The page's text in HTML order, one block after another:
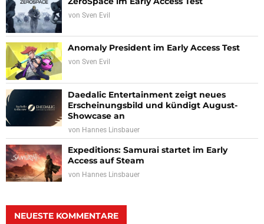
von Sven Evil
Anomaly President im Early Access Test
von Sven Evil
Daedalic Entertainment zeigt neues
Erscheinungsbild und kündigt August-
Showcase an
von Hannes Linsbauer
Expeditions: Samurai startet im Early
Access auf Steam
von Hannes Linsbauer
NEUESTE KOMMENTARE